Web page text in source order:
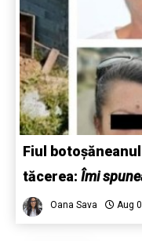
Fiul
tăcerea: Îmi
Oana Sava Aug